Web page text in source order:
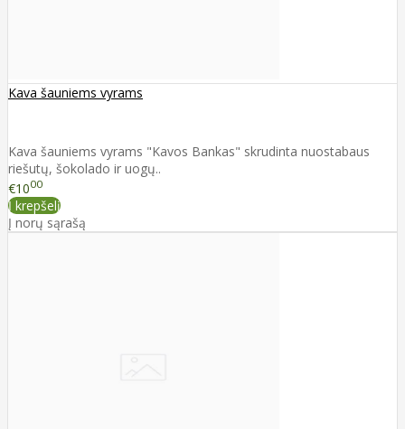
Kava šauniems vyrams
Kava šauniems vyrams "Kavos Bankas" skrudinta nuostabaus
riešutų, šokolado ir uogų..
€1000
Į krepšelį
Į norų sąrašą